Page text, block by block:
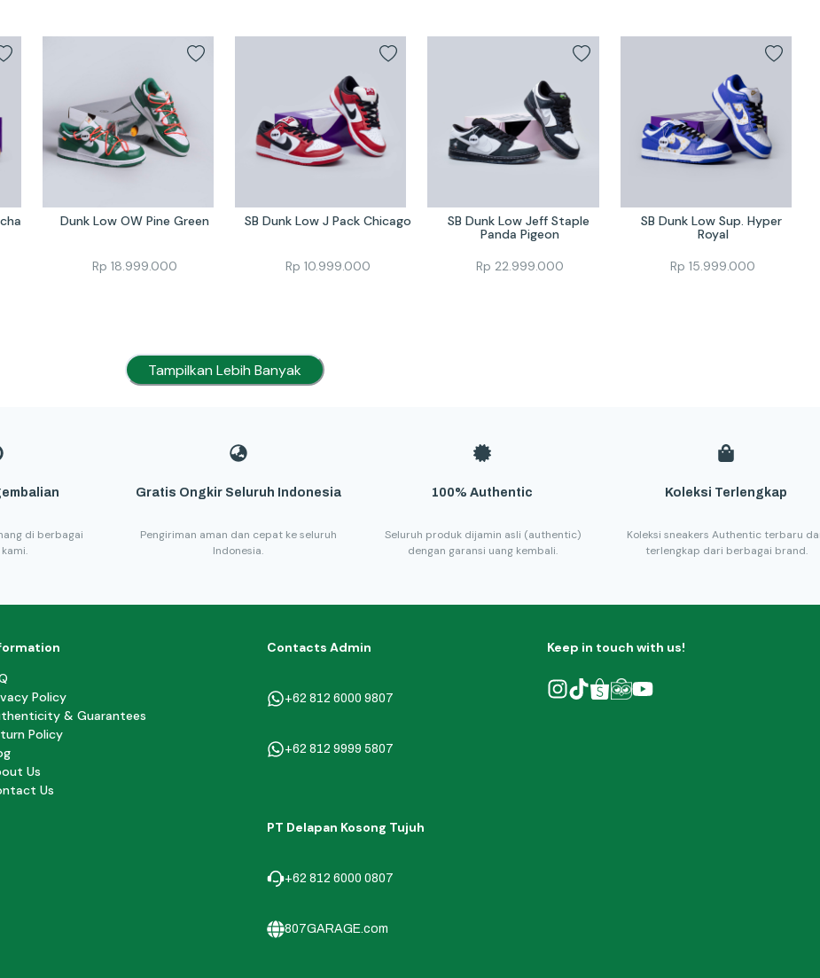
Dunk Low OW Pine Green
Rp18.999.000
SB Dunk Low J Pack Chicago
Rp 10.999.000
SB Dunk Low Jeff Staple
Panda Pigeon
Rp 22.999.000
SB Dunk Low Sup. Hyper
Royal
Rp15.999.000
Tampilkan Lebih Banyak
di berbagai
Gratis Ongkir Seluruh Indonesia
Pengiriman aman dan cepat ke seluruh
Indonesia.
100% Authentic
Seluruh produk dijamin asli (authentic)
dengan garansi uang kembali.
Koleksi Terlengkap
Koleksi sneakers Authentic terbaru
terlengkap dari berbagai brand.
Policy
& Guarantees
Policy
Us
Us
Contacts Admin
+62 812 6000 9807
+62 812 9999 5807
PT Delapan Kosong Tujuh
+62 812 6000 0807
807GARAGE.com
Keep in touch with us!